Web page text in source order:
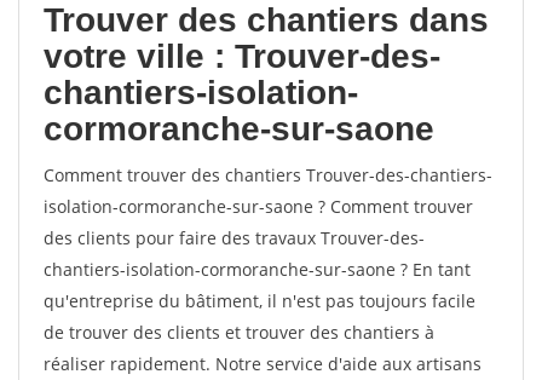
Trouver des chantiers dans
votre ville : Trouver-des-
chantiers-isolation-
cormoranche-sur-saone
Comment trouver des chantiers Trouver-des-chantiers-
isolation-cormoranche-sur-saone ? Comment trouver
des clients pour faire des travaux Trouver-des-
chantiers-isolation-cormoranche-sur-saone ? En tant
qu'entreprise du bâtiment, il n'est pas toujours facile
de trouver des clients et trouver des chantiers à
réaliser rapidement. Notre service d'aide aux artisans